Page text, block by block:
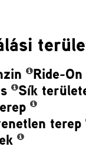
Ride-
Sík
terep